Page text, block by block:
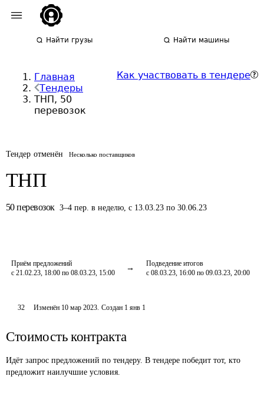
Найти грузы Найти машины
Главная
Тендеры
ТНП, 50
перевозок
Как участвовать в тендере
Тендер отменён Несколько поставщиков
ТНП
50 перевозок 3–4 пер. в неделю, с 13.03.23 по 30.06.23
Приём предложений
с 21.02.23, 18:00 по 08.03.23, 15:00
Подведение итогов
с 08.03.23, 16:00 по 09.03.23, 20:00
32 Изменён 10 мар 2023. Создан 1 янв 1
Стоимость контракта
Идёт запрос предложений по тендеру. В тендере победит тот, кто
предложит наилучшие условия.